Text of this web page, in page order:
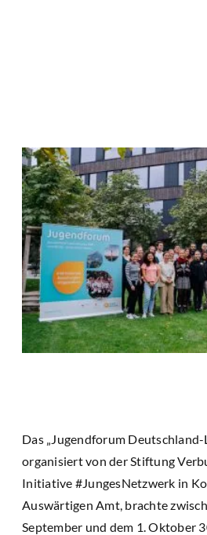
Das „Jugendforum Deutschland-
organisiert von der Stiftung
Initiative #JungesNetzwerk in
Auswärtigen Amt, brachte
September und dem 1. Oktober